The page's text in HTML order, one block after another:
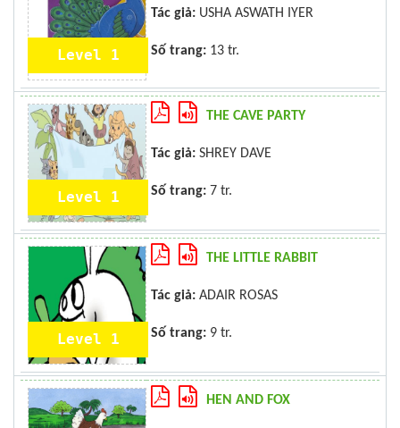
Level 1
Tác giả: USHA ASWATH IYER
Số trang: 13 tr.
Level 1
THE CAVE PARTY
Tác giả: SHREY DAVE
Số trang: 7 tr.
Level 1
THE LITTLE RABBIT
Tác giả: ADAIR ROSAS
Số trang: 9 tr.
HEN AND FOX